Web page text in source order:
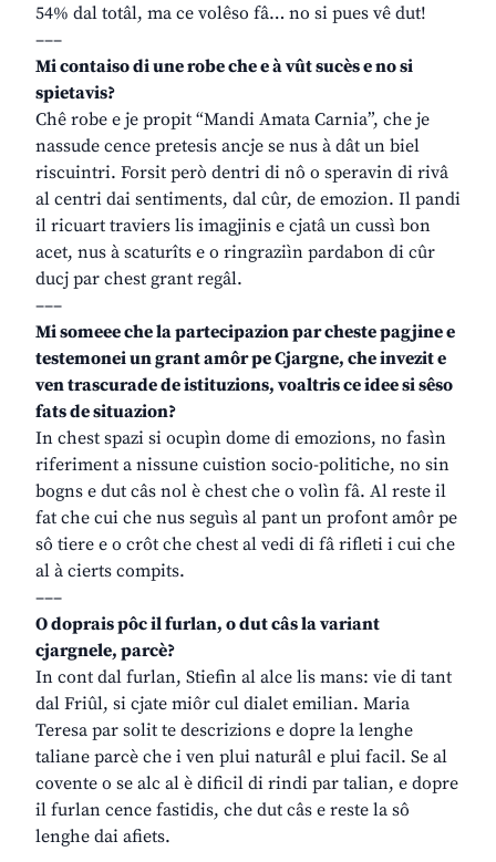
54% dal totâl, ma ce volêso fâ… no si pues vê dut!
–––
Mi contaiso di une robe che e à vût sucès e no si
spietavis?
Chê robe e je propit “Mandi Amata Carnia”, che je
nassude cence pretesis ancje se nus à dât un biel
riscuintri. Forsit però dentri di nô o speravin di rivâ
al centri dai sentiments, dal cûr, de emozion. Il pandi
il ricuart traviers lis imagjinis e cjatâ un cussì bon
acet, nus à scaturîts e o ringraziìn pardabon di cûr
ducj par chest grant regâl.
–––
Mi someee che la partecipazion par cheste pagjine e
testemonei un grant amôr pe Cjargne, che invezit e
ven trascurade de istituzions, voaltris ce idee si sêso
fats de situazion?
In chest spazi si ocupìn dome di emozions, no fasìn
riferiment a nissune cuistion socio-politiche, no sin
bogns e dut câs nol è chest che o volìn fâ. Al reste il
fat che cui che nus seguìs al pant un profont amôr pe
sô tiere e o crôt che chest al vedi di fâ rifleti i cui che
al à cierts compits.
–––
O doprais pôc il furlan, o dut câs la variant
cjargnele, parcè?
In cont dal furlan, Stiefin al alce lis mans: vie di tant
dal Friûl, si cjate miôr cul dialet emilian. Maria
Teresa par solit te descrizions e dopre la lenghe
taliane parcè che i ven plui naturâl e plui facil. Se al
covente o se alc al è dificil di rindi par talian, e dopre
il furlan cence fastidis, che dut câs e reste la sô
lenghe dai afiets.